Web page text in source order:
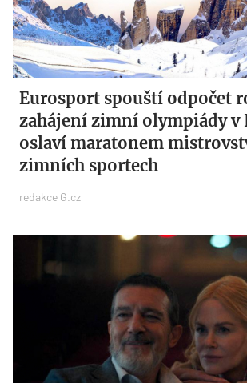
Eurosport spouští odpočet
zahájení zimní olympiády
oslaví maratonem
zimních sportech
redakce G.cz